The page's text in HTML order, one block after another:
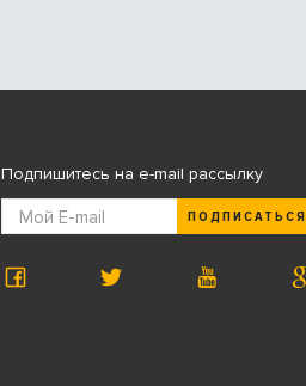
Подпишитесь на e-mail рассылку
ПОДПИСАТЬСЯ